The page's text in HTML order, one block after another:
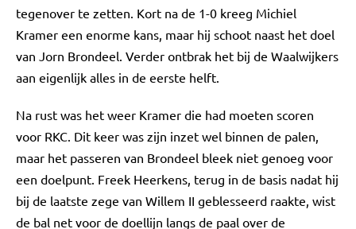
tegenover te zetten. Kort na de 1-0 kreeg Michiel
Kramer een enorme kans, maar hij schoot naast het doel
van Jorn Brondeel. Verder ontbrak het bij de Waalwijkers
aan eigenlijk alles in de eerste helft.
Na rust was het weer Kramer die had moeten scoren
voor RKC. Dit keer was zijn inzet wel binnen de palen,
maar het passeren van Brondeel bleek niet genoeg voor
een doelpunt. Freek Heerkens, terug in de basis nadat hij
bij de laatste zege van Willem II geblesseerd raakte, wist
de bal net voor de doellijn langs de paal over de